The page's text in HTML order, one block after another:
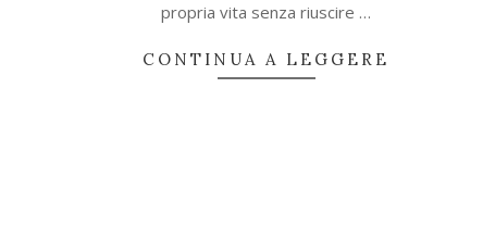
propria vita senza riuscire …
CONTINUA A LEGGERE